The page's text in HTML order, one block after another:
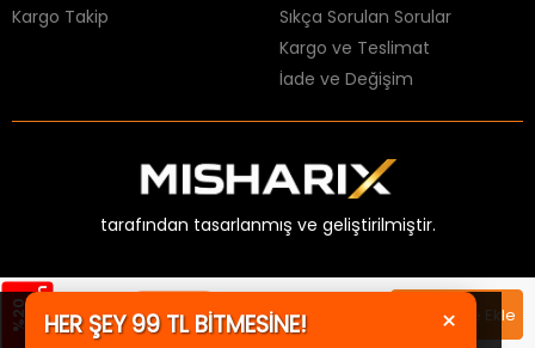
%
2
0
İ
n
d
i
r
im 199,99 TL
179,99 TL
Sepete Ekle
Kargo Takip
Sıkça Sorulan Sorular
Kargo ve Teslimat
İade ve Değişim
tarafından tasarlanmış ve geliştirilmiştir.
Üzgünüz, aradığınız ürünün stoğu
×
HER ŞEY 99 TL BİTMESİNE!